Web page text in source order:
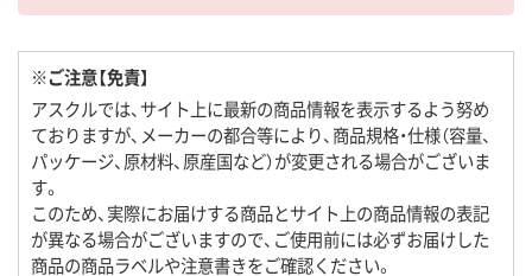
※ご注意【免責】
アスクルでは、サイト上に最新の商品情報を表示するよう努め
ておりますが、メーカーの都合等により、商品規格・仕様（容量、
パッケージ、原材料、原産国など）が変更される場合がございま
す。
このため、実際にお届けする商品とサイト上の商品情報の表記
が異なる場合がございますので、ご使用前には必ずお届けした
商品の商品ラベルや注意書きをご確認ください。